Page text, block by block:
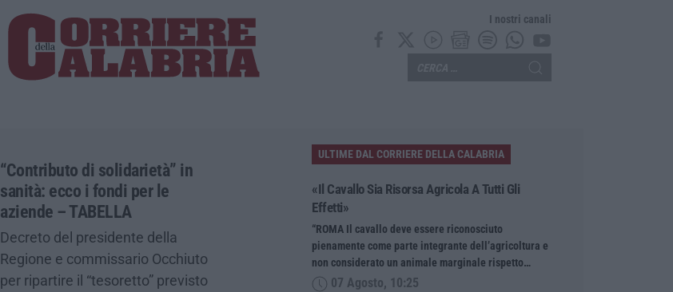
I nostri canali
“Contributo di solidarietà” in
sanità: ecco i fondi per le
aziende – TABELLA
Decreto del presidente della
Regione e commissario Occhiuto
per ripartire il “tesoretto” previsto
ULTIME DAL CORRIERE DELLA CALABRIA
«Il Cavallo Sia Risorsa Agricola A Tutti Gli
Effetti»
“ROMA Il cavallo deve essere riconosciuto
pienamente come parte integrante dell’agricoltura e
non considerato un animale marginale rispetto…
07 Agosto, 10:25